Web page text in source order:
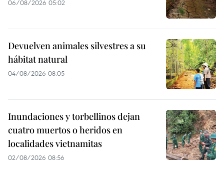
06/08/2026 05:02
Devuelven animales silvestres a su
hábitat natural
04/08/2026 08:05
Inundaciones y torbellinos dejan
cuatro muertos o heridos en
localidades vietnamitas
02/08/2026 08:56